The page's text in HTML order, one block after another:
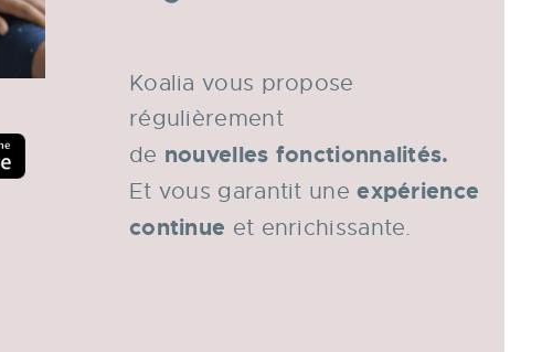
Koalia vous propose
régulièrement
de nouvelles fonctionnalités.
Et vous garantit uneexpérience
continue et enrichissante.